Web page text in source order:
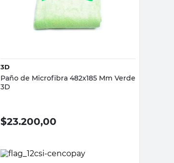
Vista rápida
3D
Paño de Microfibra 482x185 Mm Verde
3D
$23.200,00